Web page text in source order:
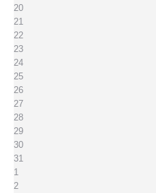
20
21
22
23
24
25
26
27
28
29
30
31
1
2